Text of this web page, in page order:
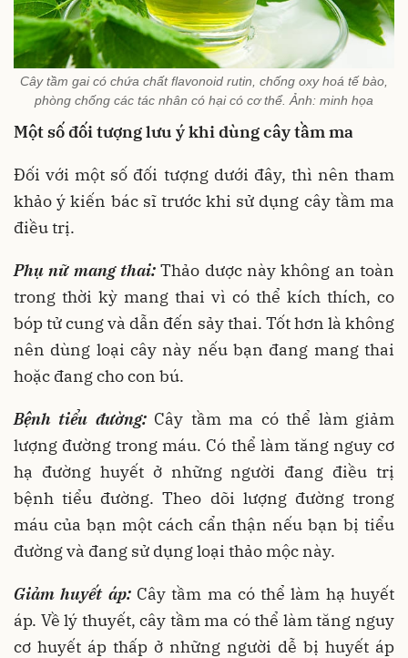
Cây tầm gai có chứa chất flavonoid rutin, chống oxy hoá tế bào,
phòng chống các tác nhân có hại có cơ thể. Ảnh: minh họa
Một số đối tượng lưu ý khi dùng cây tầm ma
Đối với một số đối tượng dưới đây, thì nên tham
khảo ý kiến bác sĩ trước khi sử dụng cây tầm ma
điều trị.
Phụ nữ mang thai: Thảo dược này không an toàn
trong thời kỳ mang thai vì có thể kích thích, co
bóp tử cung và dẫn đến sảy thai. Tốt hơn là không
nên dùng loại cây này nếu bạn đang mang thai
hoặc đang cho con bú.
Bệnh tiểu đường: Cây tầm ma có thể làm giảm
lượng đường trong máu. Có thể làm tăng nguy cơ
hạ đường huyết ở những người đang điều trị
bệnh tiểu đường. Theo dõi lượng đường trong
máu của bạn một cách cẩn thận nếu bạn bị tiểu
đường và đang sử dụng loại thảo mộc này.
Giảm huyết áp: Cây tầm ma có thể làm hạ huyết
áp. Về lý thuyết, cây tầm ma có thể làm tăng nguy
cơ huyết áp thấp ở những người dễ bị huyết áp